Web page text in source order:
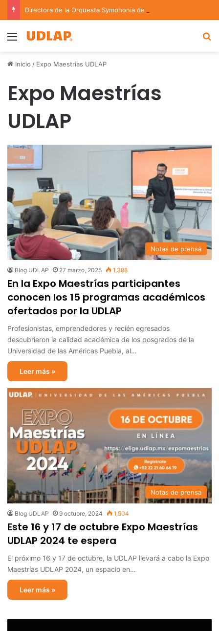
Menu
Inicio / Expo Maestrías UDLAP
Expo Maestrías
UDLAP
Notas de prensa
Blog UDLAP 27 marzo, 2025 1,388
En la Expo Maestrías participantes
conocen los 15 programas académicos
ofertados por la UDLAP
Profesionistas, emprendedores y recién egresados
descubrieron la calidad académica de los posgrados de la
Universidad de las Américas Puebla, al…
Leer más »
Notas de prensa
Blog UDLAP 9 octubre, 2024 1,504
Este 16 y 17 de octubre Expo Maestrías
UDLAP 2024 te espera
El próximo 16 y 17 de octubre, la UDLAP llevará a cabo la Expo
Maestrías UDLAP 2024, un espacio en…
Leer más »